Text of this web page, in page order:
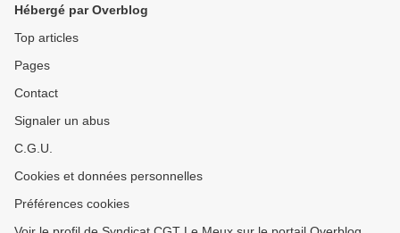
Hébergé par Overblog
Top articles
Pages
Contact
Signaler un abus
C.G.U.
Cookies et données personnelles
Préférences cookies